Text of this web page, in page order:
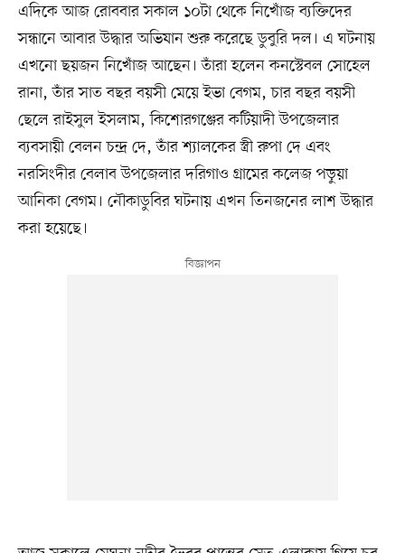
এদিকে আজ রোববার সকাল ১০টা থেকে নিখোঁজ ব্যক্তিদের
সন্ধানে আবার উদ্ধার অভিযান শুরু করেছে ডুবুরি দল। এ ঘটনায়
এখনো ছয়জন নিখোঁজ আছেন। তাঁরা হলেন কনস্টেবল সোহেল
রানা, তাঁর সাত বছর বয়সী মেয়ে ইভা বেগম, চার বছর বয়সী
ছেলে রাইসুল ইসলাম, কিশোরগঞ্জের কটিয়াদী উপজেলার
ব্যবসায়ী বেলন চন্দ্র দে, তাঁর শ্যালকের স্ত্রী রুপা দে এবং
নরসিংদীর বেলাব উপজেলার দরিগাও গ্রামের কলেজ পড়ুয়া
আনিকা বেগম। নৌকাডুবির ঘটনায় এখন তিনজনের লাশ উদ্ধার
করা হয়েছে।